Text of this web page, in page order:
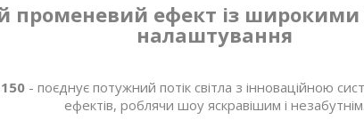
променевий ефект із
налаштування
150- поєднує потужний потік світла з інноваційною
ефектів, роблячи шоу яскравішим і незабутнім.